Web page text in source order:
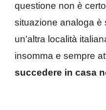
questione non è
situazione analoga è
un’altra località
insomma e sempre
succedere in casa